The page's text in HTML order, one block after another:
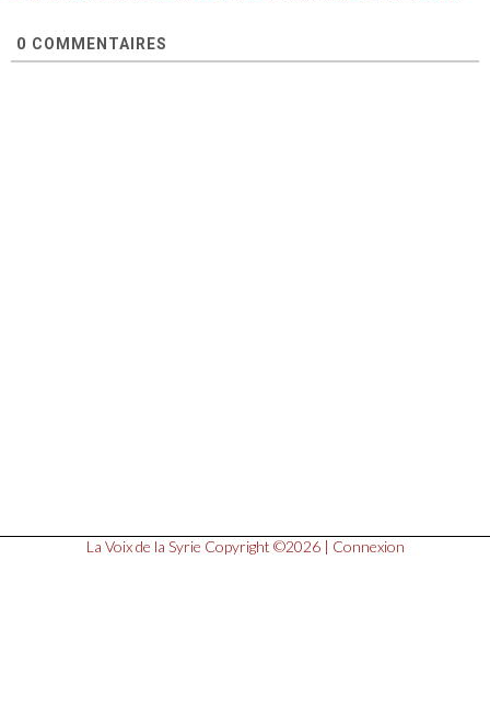
0 COMMENTAIRES
La Voix de la Syrie Copyright ©2026 | Connexion